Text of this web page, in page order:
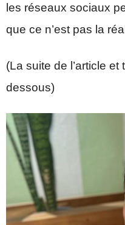
les réseaux sociaux
que ce n’est pas la
(La suite de l’article
dessous)